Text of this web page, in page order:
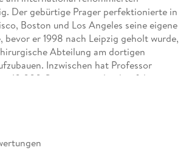
Der gebürtige Prager perfektionierte in
Boston und Los Angeles seine eigene
er 1998 nach Leipzig geholt wurde,
Abteilung am dortigen
Inzwischen hat Professor
10 000 Operationen durchgeführt, weit
Kinderintensivstation strebt sein Team
ihre überdurchschnittliche, europaweit